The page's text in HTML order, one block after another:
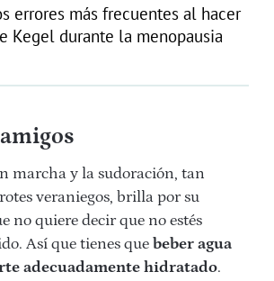
errores más frecuentes al hacer
Kegel durante la menopausia
marcha y la sudoración, tan
veraniegos, brilla por su
no quiere decir que no estés
Así que tienes que beber agua
adecuadamente hidratado.